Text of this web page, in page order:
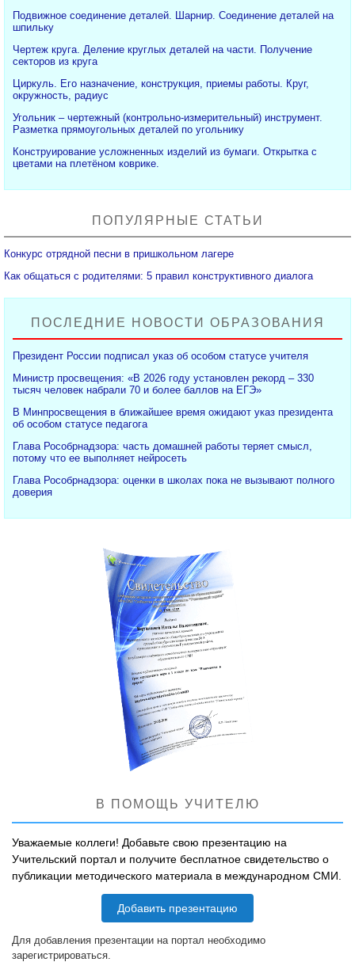
Подвижное соединение деталей. Шарнир. Соединение деталей на
шпильку
Чертеж круга. Деление круглых деталей на части. Получение
секторов из круга
Циркуль. Его назначение, конструкция, приемы работы. Круг,
окружность, радиус
Угольник – чертежный (контрольно-измерительный) инструмент.
Разметка прямоугольных деталей по угольнику
Конструирование усложненных изделий из бумаги. Открытка с
цветами на плетёном коврике.
ПОПУЛЯРНЫЕ СТАТЬИ
Конкурс отрядной песни в пришкольном лагере
Как общаться с родителями: 5 правил конструктивного диалога
ПОСЛЕДНИЕ НОВОСТИ ОБРАЗОВАНИЯ
Президент России подписал указ об особом статусе учителя
Министр просвещения: «В 2026 году установлен рекорд – 330
тысяч человек набрали 70 и более баллов на ЕГЭ»
В Минпросвещения в ближайшее время ожидают указ президента
об особом статусе педагога
Глава Рособрнадзора: часть домашней работы теряет смысл,
потому что ее выполняет нейросеть
Глава Рособрнадзора: оценки в школах пока не вызывают полного
доверия
В ПОМОЩЬ УЧИТЕЛЮ
Уважаемые коллеги! Добавьте свою презентацию на
Учительский портал и получите бесплатное свидетельство о
публикации методического материала в международном СМИ.
Добавить презентацию
Для добавления презентации на портал необходимо
зарегистрироваться.